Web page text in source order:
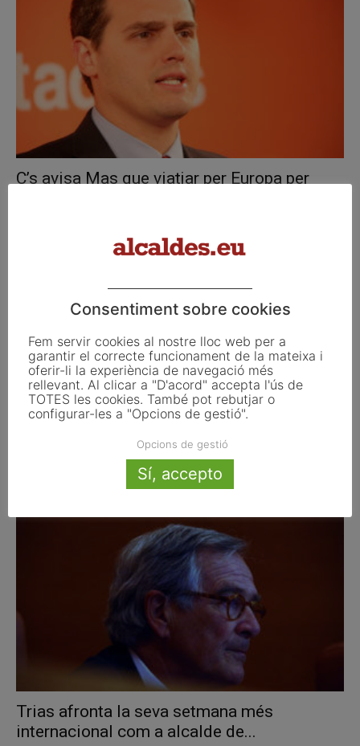
C’s avisa Mas que viatjar per Europa per
sobre la Costa Daurada de...
Trias afronta la seva setmana més
internacional com a alcalde de...
Consentiment sobre cookies
Fem servir cookies al nostre lloc web per a
garantir el correcte funcionament de la mateixa i
oferir-li la experiència de navegació més
rellevant. Al clicar a "D'acord" accepta l'ús de
TOTES les cookies. També pot rebutjar o
configurar-les a "Opcions de gestió".
Opcions de gestió
Sí, accepto